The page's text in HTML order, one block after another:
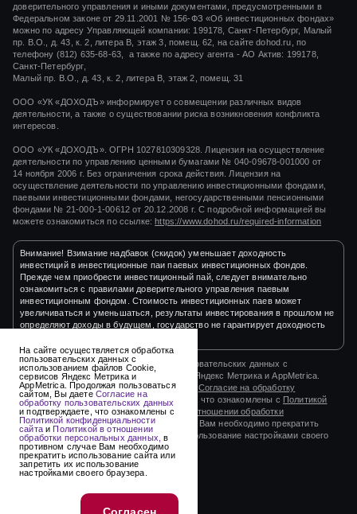
доверительного управления и иными документами, предусмотренными в
Федеральном законе от 29.11.2001 № 156-ФЗ «Об инвестиционных фондах»
можно по адресу Управляющей компании: 199178, Санкт-Петербург, Малый
пр. В.О., д. 43, к. 2, литера В, этаж 3, помещ. 62, на сайте dohod.ru, по
телефону (812) 635-68-63, а также по адресу агента - АО Актив: 199178,
Санкт-Петербург,
Малый пр. В.О., д. 43, к. 2, литера В, этаж 2, помещ. 31
ООО «УК «ДОХОДЪ» информирует о совмещении различных видов
деятельности, а также о существовании риска возникновения конфликта
интересов.
ООО «УК «ДОХОДЪ». ОГРН 1027810309328. Лицензия на осуществление
деятельности по управлению ценными бумагами № 040-09678-001000 от
14 ноября 2006 г. Без ограничения срока действия. Лицензия на
осуществление деятельности по управлению инвестиционными фондами,
паевыми инвестиционными фондами, негосударственными пенсионными
фондами № 21-000-1-00612 от 20.12.2008 г. С подробной информацией вы
можете ознакомиться по ссылке:https://www.dohod.ru/required-information
Внимание! Взимание надбавок (скидок) уменьшает доходность
инвестиций в инвестиционные паи паевых инвестиционных фондов.
Прежде чем приобрести инвестиционный пай, следует внимательно
ознакомиться с правилами доверительного управления паевым
инвестиционным фондом. Стоимость инвестиционных паев может
увеличиваться и уменьшаться, результаты инвестирования в прошлом не
определяют доходы в будущем, государство не гарантирует доходность
На сайте осуществляется обработка пользовательских данных с
использованием файлов Cookie, сервисов Яндекс Метрика и AppMetrica.
Продолжая пользоваться сайтом, Вы даете Согласие на обработку
пользовательских данныхи подтверждаете, что ознакомлены с Политикой
конфиденциальности сайтаиПолитикой в отношении обработки
персональных данных,в противном случае Вам необходимо прекратить
использование сайта или запретить их использование настройками своего
браузера.
its.agency
На сайте осуществляется обработка
пользовательских данных с
использованием файлов Cookie,
сервисов Яндекс Метрика и
AppMetrica. Продолжая пользоваться
сайтом, Вы даете Согласие на
обработку пользовательских данных
и подтверждаете, что ознакомлены с
Политикой конфиденциальности
сайтаиПолитикой в отношении
обработки персональных данных, в
противном случае Вам необходимо
прекратить использование сайта или
запретить их использование
настройками своего браузера.